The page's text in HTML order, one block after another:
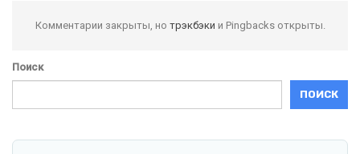
Комментарии закрыты, но трэкбэки и Pingbacks открыты.
Поиск
ПОИСК